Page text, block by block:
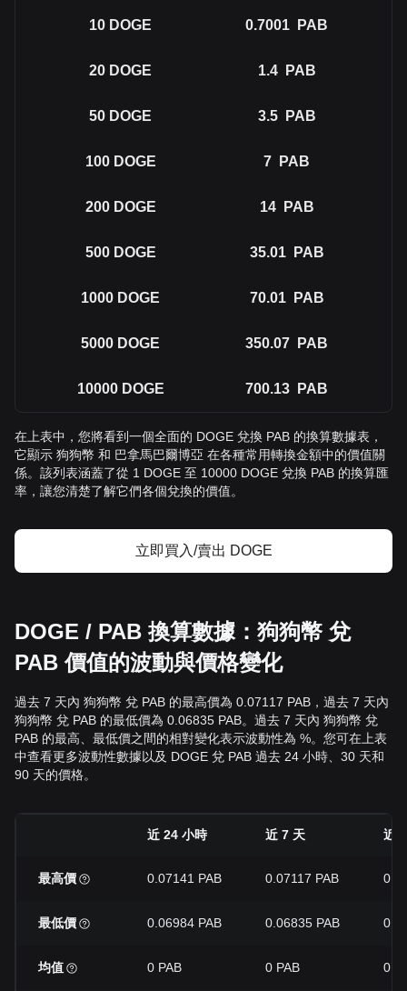
10 DOGE 0.7001 PAB
20 DOGE 1.4 PAB
50 DOGE 3.5 PAB
100 DOGE 7 PAB
200 DOGE 14 PAB
500 DOGE 35.01 PAB
1000 DOGE 70.01 PAB
5000 DOGE 350.07 PAB
10000 DOGE 700.13 PAB
在上表中，您將看到一個全面的 DOGE 兌換 PAB 的換算數據表，
它顯示 狗狗幣 和 巴拿馬巴爾博亞 在各種常用轉換金額中的價值關
係。該列表涵蓋了從 1 DOGE 至 10000 DOGE 兌換 PAB 的換算匯
率，讓您清楚了解它們各個兌換的價值。
立即買入/賣出 DOGE
DOGE / PAB 換算數據：狗狗幣 兌
PAB 價值的波動與價格變化
過去 7 天內 狗狗幣 兌 PAB 的最高價為 0.07117 PAB，過去 7 天內
狗狗幣 兌 PAB 的最低價為 0.06835 PAB。過去 7 天內 狗狗幣 兌
PAB 的最高、最低價之間的相對變化表示波動性為 %。您可在上表
中查看更多波動性數據以及 DOGE 兌 PAB 過去 24 小時、30 天和
90 天的價格。
近 24 小時 近 7 天 近
最高價 0.07141 PAB 0.07117 PAB
最低價 0.06984 PAB 0.06835 PAB
均值 0 PAB 0 PAB 0